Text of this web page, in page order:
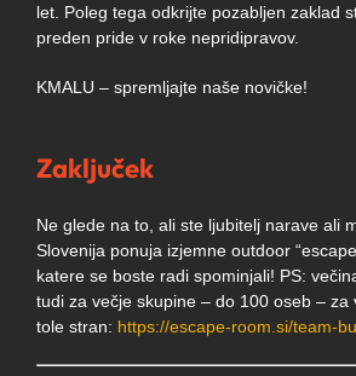
let. Poleg tega odkrijte pozabljen zaklad
preden pride v roke nepridipravov.
KMALU – spremljajte naše novičke!
Zaključek
Ne glede na to, ali ste ljubitelj narave ali
Slovenija ponuja izjemne outdoor
katere se boste radi spominjali! PS:
tudi za večje skupine – do 100 oseb – za
tole stran: https://escape-room.si/team-